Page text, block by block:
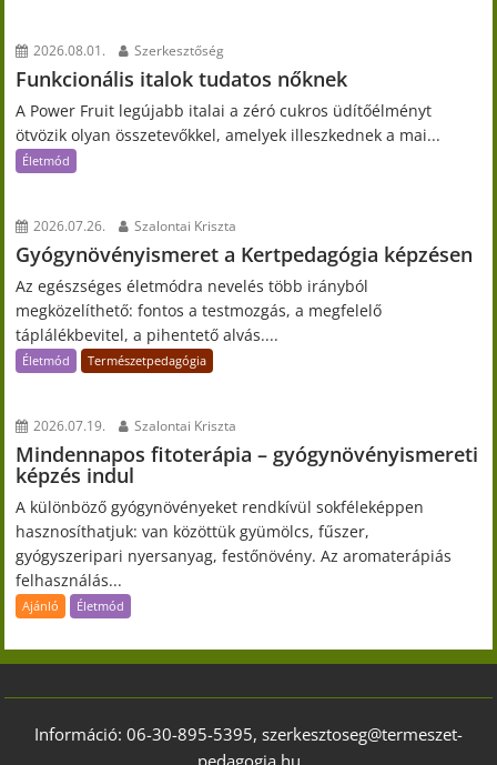
2026.08.01. Szerkesztőség
Funkcionális italok tudatos nőknek
A Power Fruit legújabb italai a zéró cukros üdítőélményt
ötvözik olyan összetevőkkel, amelyek illeszkednek a mai...
Életmód
2026.07.26. Szalontai Kriszta
Gyógynövényismeret a Kertpedagógia képzésen
Az egészséges életmódra nevelés több irányból
megközelíthető: fontos a testmozgás, a megfelelő
táplálékbevitel, a pihentető alvás....
Életmód Természetpedagógia
2026.07.19. Szalontai Kriszta
Mindennapos fitoterápia – gyógynövényismereti
képzés indul
A különböző gyógynövényeket rendkívül sokféleképpen
hasznosíthatjuk: van közöttük gyümölcs, fűszer,
gyógyszeripari nyersanyag, festőnövény. Az aromaterápiás
felhasználás...
Ajánló Életmód
Információ: 06-30-895-5395, szerkesztoseg@termeszet-
pedagogia.hu